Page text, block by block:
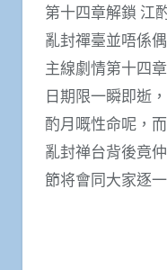
第十四章解鎖 江
亂封禪臺並唔係
主線劇情第十四
日期限一瞬即逝
酌月嘅性命呢，
亂封禅台背後竟
節将會同大家逐